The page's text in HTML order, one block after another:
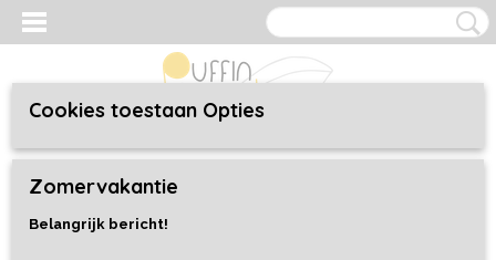
Cookies toestaan Opties
Zomervakantie
Belangrijk bericht!